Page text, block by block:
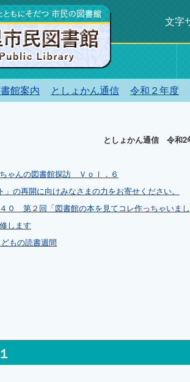
文字
館案内 としょかん通信 令和２年度
としょかん通信 令和
ゃんの図書館探訪 Ｖｏｌ．６
」の再開に向けみなさまの力をお寄せください。
０ 第２回「図書館の本を見てコレ作っちゃいまし
します
もの読書週間